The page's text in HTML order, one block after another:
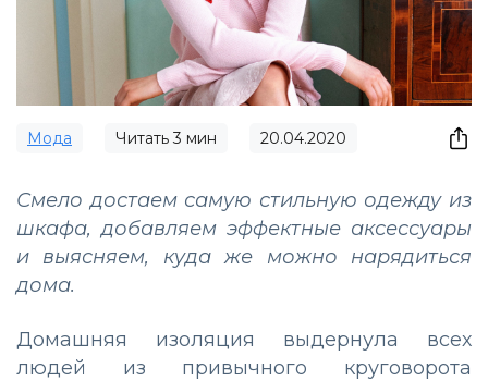
Мода Читать3 мин 20.04.2020
Смело достаем самую стильную одежду из
шкафа, добавляем эффектные аксессуары
и выясняем, куда же можно нарядиться
дома.
Домашняя изоляция выдернула всех
людей из привычного круговорота